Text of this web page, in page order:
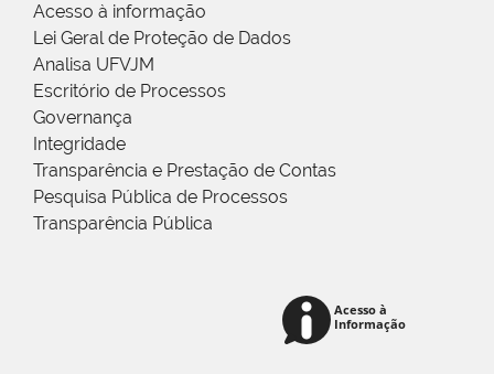
Acesso à informação
Lei Geral de Proteção de Dados
Analisa UFVJM
Escritório de Processos
Governança
Integridade
Transparência e Prestação de Contas
Pesquisa Pública de Processos
Transparência Pública